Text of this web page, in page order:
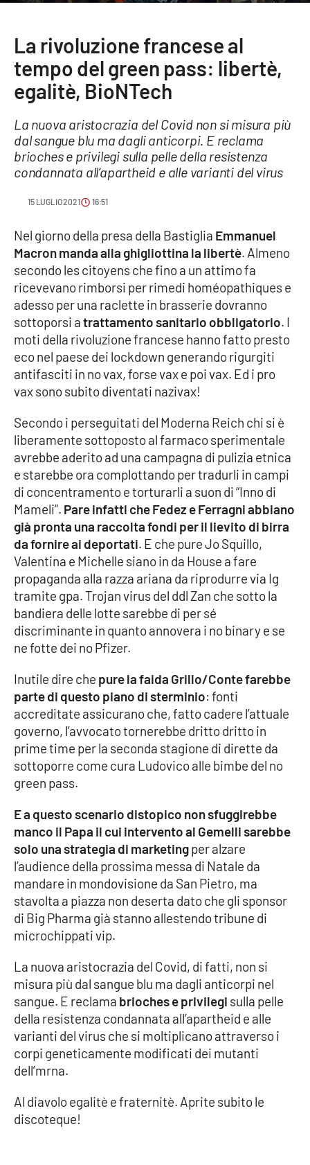
Sport
Cultura
Meteo
VIDEO
Ambiente
Cronaca
Cultura
Economia e Lavoro
Sanità
Società
Sport
RUBRICHE
Good Morning Vietnam
Parchi Marini Calabria
Imprese Di Calabria
Le perfidie di Antonella Grippo
Venti di comunicazione
STREAMING
LaC TV
LaC Network
LaC OnAir
EDIZIONI
LOCALI
Catanzaro
Crotone
Reggio Calabria
La rivoluzione francese al
tempo del green pass: libertè,
egalitè, BioNTech
La nuova aristocrazia del Covid non si misura più
dal sangue blu ma dagli anticorpi. E reclama
brioches e privilegi sulla pelle della resistenza
condannata all’apartheid e alle varianti del virus
15 LUGLIO 2021 16:51
Nel giorno della presa della Bastiglia Emmanuel
Macron manda alla ghigliottina la libertè. Almeno
secondo les citoyens che fino a un attimo fa
ricevevano rimborsi per rimedi homéopathiques e
adesso per una raclette in brasserie dovranno
sottoporsi atrattamento sanitario obbligatorio. I
moti della rivoluzione francese hanno fatto presto
eco nel paese dei lockdown generando rigurgiti
antifasciti in no vax, forse vax e poi vax. Ed i pro
vax sono subito diventati nazivax!
Secondo i perseguitati del Moderna Reich chi si è
liberamente sottoposto al farmaco sperimentale
avrebbe aderito ad una campagna di pulizia etnica
e starebbe ora complottando per tradurli in campi
di concentramento e torturarli a suon di “Inno di
Mameli”. Pare infatti che Fedez e Ferragni abbiano
già pronta una raccolta fondi per il lievito di birra
da fornire ai deportati. E che pure Jo Squillo,
Valentina e Michelle siano in da House a fare
propaganda alla razza ariana da riprodurre via Ig
tramite gpa. Trojan virus del ddl Zan che sotto la
bandiera delle lotte sarebbe di per sé
discriminante in quanto annovera i no binary e se
ne fotte dei no Pfizer.
Inutile dire che pure la faida Grillo/Conte farebbe
parte di questo piano di sterminio: fonti
accreditate assicurano che, fatto cadere l’attuale
governo, l’avvocato tornerebbe dritto dritto in
prime time per la seconda stagione di dirette da
sottoporre come cura Ludovico alle bimbe del no
green pass.
E a questo scenario distopico non sfuggirebbe
manco il Papa il cui intervento al Gemelli sarebbe
solo una strategia di marketingper alzare
l’audience della prossima messa di Natale da
mandare in mondovisione da San Pietro, ma
stavolta a piazza non deserta dato che gli sponsor
di Big Pharma già stanno allestendo tribune di
microchippati vip.
La nuova aristocrazia del Covid, di fatti, non si
misura più dal sangue blu ma dagli anticorpi nel
sangue. E reclama brioches e privilegi sulla pelle
della resistenza condannata all’apartheid e alle
varianti del virus che si moltiplicano attraverso i
corpi geneticamente modificati dei mutanti
dell’mrna.
Al diavolo egalitè e fraternitè. Aprite subito le
discoteque!